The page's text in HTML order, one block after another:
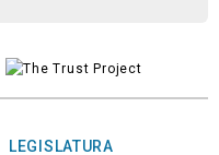
LEGISLATURA